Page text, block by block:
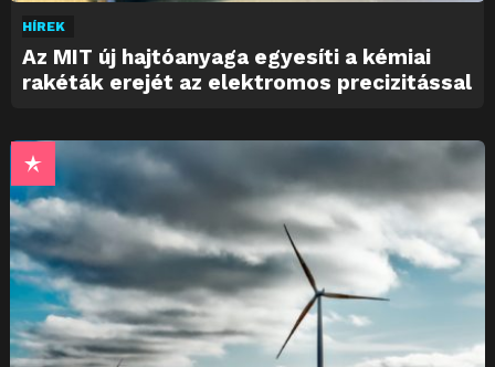
HÍREK
Az MIT új hajtóanyaga egyesíti a kémiai
rakéták erejét az elektromos precizitással